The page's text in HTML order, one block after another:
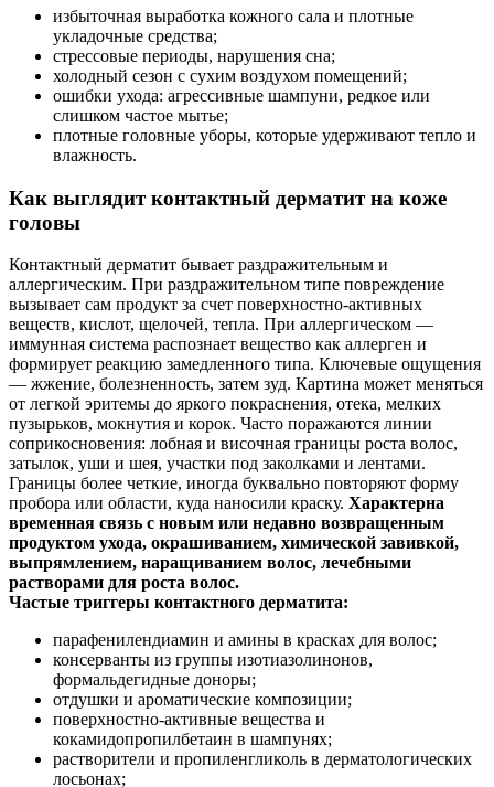
избыточная выработка кожного сала и плотные
укладочные средства;
стрессовые периоды, нарушения сна;
холодный сезон с сухим воздухом помещений;
ошибки ухода: агрессивные шампуни, редкое или
слишком частое мытье;
плотные головные уборы, которые удерживают тепло и
влажность.
Как выглядит контактный дерматит на коже
головы
Контактный дерматит бывает раздражительным и
аллергическим. При раздражительном типе повреждение
вызывает сам продукт за счет поверхностно‑активных
веществ, кислот, щелочей, тепла. При аллергическом —
иммунная система распознает вещество как аллерген и
формирует реакцию замедленного типа. Ключевые ощущения
— жжение, болезненность, затем зуд. Картина может меняться
от легкой эритемы до яркого покраснения, отека, мелких
пузырьков, мокнутия и корок. Часто поражаются линии
соприкосновения: лобная и височная границы роста волос,
затылок, уши и шея, участки под заколками и лентами.
Границы более четкие, иногда буквально повторяют форму
пробора или области, куда наносили краску. Характерна
временная связь с новым или недавно возвращенным
продуктом ухода, окрашиванием, химической завивкой,
выпрямлением, наращиванием волос, лечебными
растворами для роста волос.
Частые триггеры контактного дерматита:
парафенилендиамин и амины в красках для волос;
консерванты из группы изотиазолинонов,
формальдегидные доноры;
отдушки и ароматические композиции;
поверхностно‑активные вещества и
кокамидопропилбетаин в шампунях;
растворители и пропиленгликоль в дерматологических
лосьонах;